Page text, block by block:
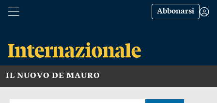
Abbonarsi
IL NUOVO DE MAURO